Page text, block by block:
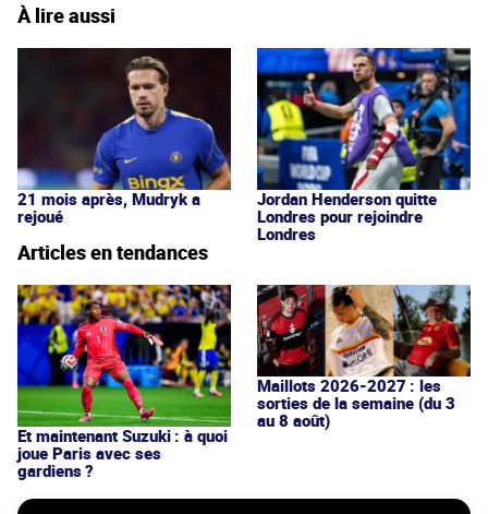
À lire aussi
21 mois après, Mudryk a
rejoué
Jordan Henderson quitte
Londres pour rejoindre
Londres
Articles en tendances
Et maintenant Suzuki : à quoi
joue Paris avec ses
gardiens ?
Maillots 2026-2027 : les
sorties de la semaine (du 3
au 8 août)